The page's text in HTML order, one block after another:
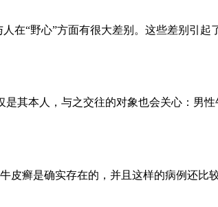
在“野心”方面有很大差别。这些差别引起
其本人，与之交往的对象也会关心：男性
癣是确实存在的，并且这样的病例还比